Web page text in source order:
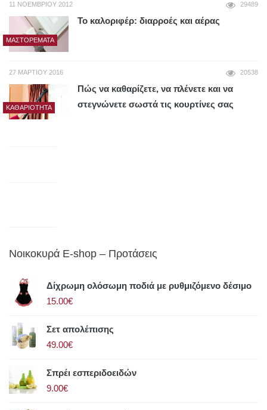
11 ΝΟΕΜΒΡΊΟΥ 2012 29489
ΜΑΣΤΟΡΈΜΑΤΑ
Το καλοριφέρ: διαρροές και αέρας
27 ΜΑΡΤΊΟΥ 2016 20538
ΚΑΘΑΡΙΌΤΗΤΑ
Πώς να καθαρίζετε, να πλένετε και να
στεγνώνετε σωστά τις κουρτίνες σας
Νοικοκυρά E-shop – Προτάσεις
Δίχρωμη ολόσωμη ποδιά με ρυθμιζόμενο δέσιμο
15.00€
Σετ απολέπισης
49.00€
Σπρέι εσπεριδοειδών
9.00€